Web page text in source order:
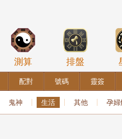
測算 排盤
配對 號碼 靈簽
鬼神 生活 其他 孕婦